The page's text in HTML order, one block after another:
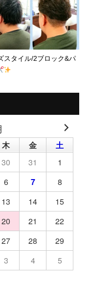
スタイル/2ブロック&パ
木 金
土
30 31
1
6 7
8
13 14
15
20 21
22
27 28
29
3 4 5